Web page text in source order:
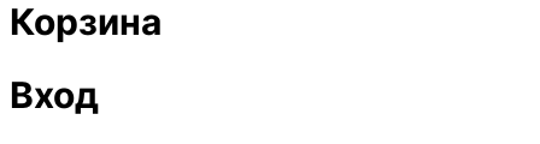
Корзина
Вход